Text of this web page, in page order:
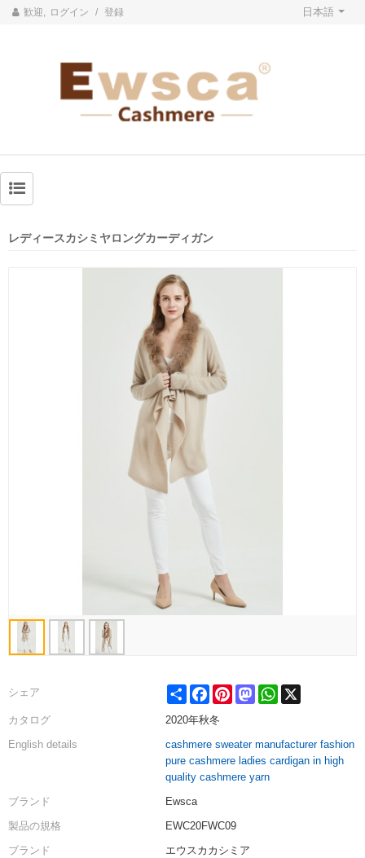
歓迎, ログイン / 登録 日本語
レディースカシミヤロングカーディガン
シェア Share FacebookPinterestMastodonWhatsApp
カタログ
2020年秋冬
English details
cashmere sweater manufacturer fashion
pure cashmere ladies cardigan in high
quality cashmere yarn
ブランド
Ewsca
製品の規格
EWC20FWC09
ブランド
エウスカカシミア